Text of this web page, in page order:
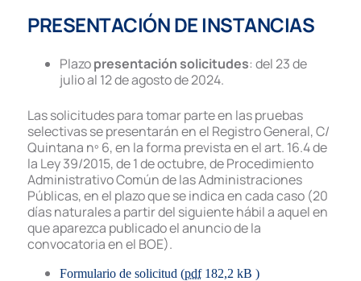
Resolución de Recurso de Reposición
contra ampliación de plazas de
funcionarios/as con la incorporación
las plazas incluidas en la Oferta de
Empleo 2025 donde se aumento el
número de 61 a 70 plazas en el mes de
febrero 2025. Volviendo a quedar en
las plazas convocadas.
11.04.2025
Aprobación del Tribunal Calificador
las pruebas selectivas
11.04.2025
Lista provisional de admitidos y
excluidos.El plazo de
desde el día
28/04/2025, ambos inclusive.
PRESENTACIÓN DE INSTANCIAS
Plazopresentación solicitudes: del 23 de
julio al 12 de agosto de 2024.
Las solicitudes para tomar parte en las pruebas
selectivas se presentarán en el Registro General, C/
Quintana nº 6, en la forma prevista en el art. 16.4 de
la Ley 39/2015, de 1 de octubre, de Procedimiento
Administrativo Común de las Administraciones
Públicas, en el plazo que se indica en cada caso (20
días naturales a partir del siguiente hábil a aquel en
que aparezca publicado el anuncio de la
convocatoria en el BOE).
Formulario de solicitud (pdf 182,2 kB )